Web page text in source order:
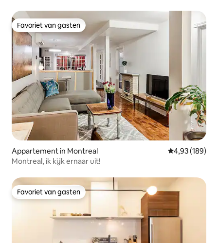
Favoriet van gasten
Favoriet van gasten
Appartement in Montreal Gemiddelde
4,93 (189)
Montreal, ik kijk ernaar uit!
Favoriet van gasten
Favoriet van gasten